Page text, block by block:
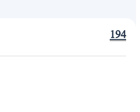
194